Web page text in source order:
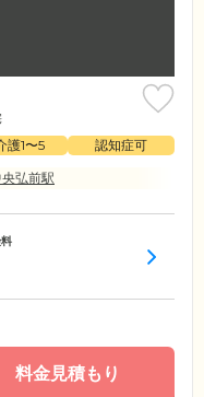
護1〜5
認知症可
弘前駅
料金見積もり